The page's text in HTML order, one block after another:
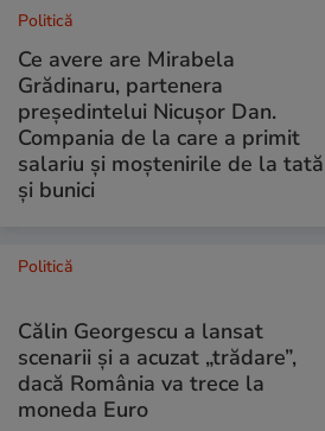
Politică
Ce avere are Mirabela
Grădinaru, partenera
președintelui Nicușor Dan.
Compania de la care a primit
salariu și moștenirile de la tată
și bunici
Politică
Călin Georgescu a lansat
scenarii și a acuzat „trădare”,
dacă România va trece la
moneda Euro